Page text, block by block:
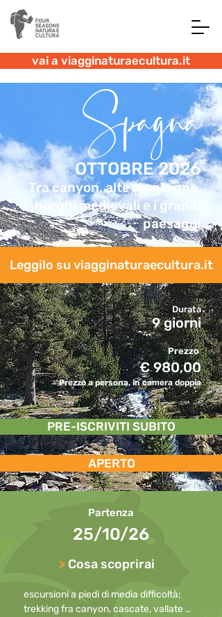
vai a viagginaturaecultura.it
Spagna
OTTOBRE 2026
Tra canyon, alte montagne,
borghi medievali e i grandi
paesaggi
Leggilo su viagginaturaecultura.it
Durata
9 giorni
Prezzo
€ 980,00
Prezzo a persona, in camera doppia
PRE-ISCRIVITI SUBITO
APERTO
Partenza
25/10/26
> Cosa scoprirai
escursioni a piedi di media difficoltà;
trekking fra canyon, cascate, vallate